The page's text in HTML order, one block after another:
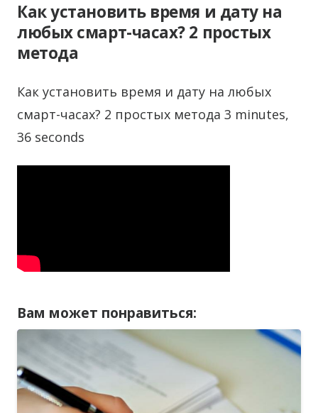
Как установить время и дату на
любых смарт-часах? 2 простых
метода
Как установить время и дату на любых
смарт-часах? 2 простых метода 3 minutes,
36 seconds
Вам может понравиться: